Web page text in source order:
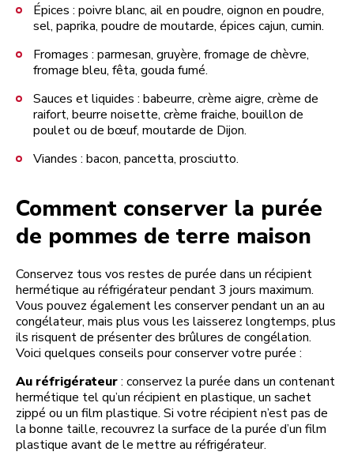
Épices : poivre blanc, ail en poudre, oignon en poudre,
sel, paprika, poudre de moutarde, épices cajun, cumin.
Fromages : parmesan, gruyère, fromage de chèvre,
fromage bleu, fêta, gouda fumé.
Sauces et liquides : babeurre, crème aigre, crème de
raifort, beurre noisette, crème fraiche, bouillon de
poulet ou de bœuf, moutarde de Dijon.
Viandes : bacon, pancetta, prosciutto.
Comment conserver la purée
de pommes de terre maison
Conservez tous vos restes de purée dans un récipient
hermétique au réfrigérateur pendant 3 jours maximum.
Vous pouvez également les conserver pendant un an au
congélateur, mais plus vous les laisserez longtemps, plus
ils risquent de présenter des brûlures de congélation.
Voici quelques conseils pour conserver votre purée :
Au réfrigérateur: conservez la purée dans un contenant
hermétique tel qu’un récipient en plastique, un sachet
zippé ou un film plastique. Si votre récipient n’est pas de
la bonne taille, recouvrez la surface de la purée d’un film
plastique avant de le mettre au réfrigérateur.